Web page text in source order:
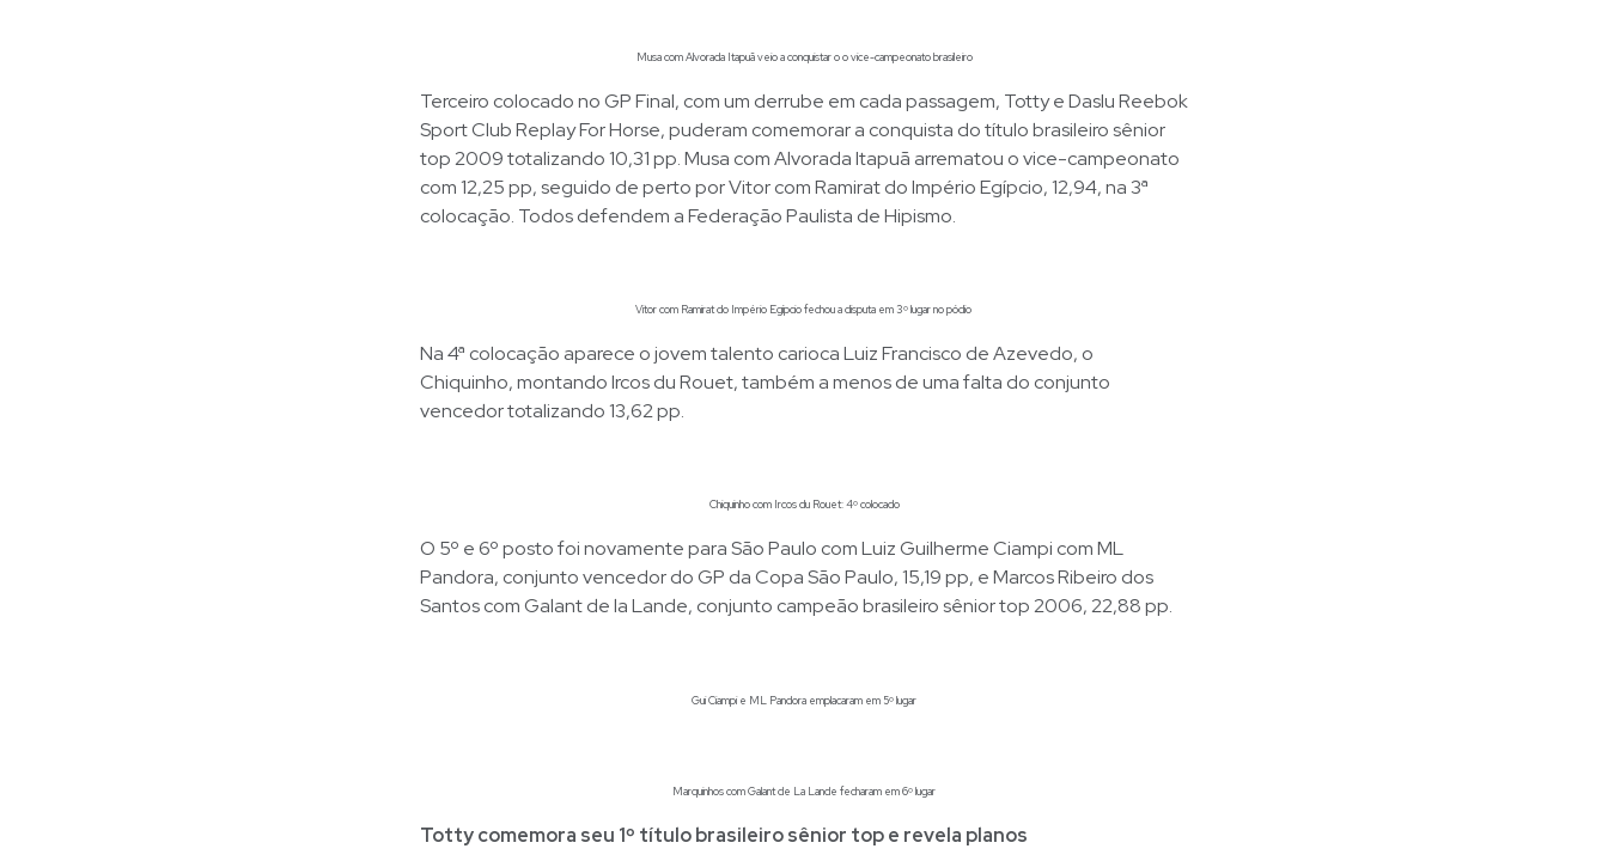
Musa com Alvorada Itapuã veio a conquistar o o vice-campeonato brasileiro
Terceiro colocado no GP Final, com um derrube em cada passagem, Totty e Daslu Reebok
Sport Club Replay For Horse, puderam comemorar a conquista do título brasileiro sênior
top 2009 totalizando 10,31 pp. Musa com Alvorada Itapuã arrematou o vice-campeonato
com 12,25 pp, seguido de perto por Vitor com Ramirat do Império Egípcio, 12,94, na 3ª
colocação. Todos defendem a Federação Paulista de Hipismo.
Vitor com Ramirat do Império Egípcio fechou a disputa em 3º lugar no pódio
Na 4ª colocação aparece o jovem talento carioca Luiz Francisco de Azevedo, o
Chiquinho, montando Ircos du Rouet, também a menos de uma falta do conjunto
vencedor totalizando 13,62 pp.
Chiquinho com Ircos du Rouet: 4º colocado
O 5º e 6º posto foi novamente para São Paulo com Luiz Guilherme Ciampi com ML
Pandora, conjunto vencedor do GP da Copa São Paulo, 15,19 pp, e Marcos Ribeiro dos
Santos com Galant de la Lande, conjunto campeão brasileiro sênior top 2006, 22,88 pp.
Gui Ciampi e ML Pandora emplacaram em 5º lugar
Marquinhos com Galant de La Lande fecharam em 6º lugar
Totty comemora seu 1º título brasileiro sênior top e revela planos